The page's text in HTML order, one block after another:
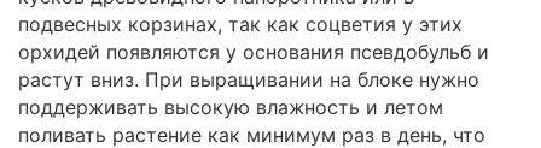
подвесных корзинах, так как соцветия у этих
орхидей появляются у основания псевдобульб и
растут вниз. При выращивании на блоке нужно
поддерживать высокую влажность и летом
поливать растение как минимум раз в день, что